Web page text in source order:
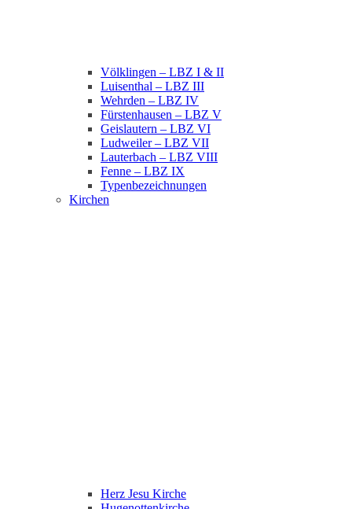
Völklingen – LBZ I & II
Luisenthal – LBZ III
Wehrden – LBZ IV
Fürstenhausen – LBZ V
Geislautern – LBZ VI
Ludweiler – LBZ VII
Lauterbach – LBZ VIII
Fenne – LBZ IX
Typenbezeichnungen
Kirchen
Herz Jesu Kirche